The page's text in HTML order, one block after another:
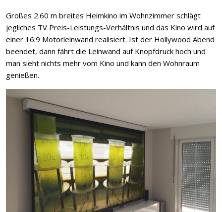
Großes 2.60 m breites Heimkino im Wohnzimmer schlägt
jegliches TV Preis-Leistungs-Verhältnis und das Kino wird auf
einer 16:9 Motorleinwand realisiert. Ist der Hollywood Abend
beendet, dann fährt die Leinwand auf Knopfdruck hoch und
man sieht nichts mehr vom Kino und kann den Wohnraum
genießen.